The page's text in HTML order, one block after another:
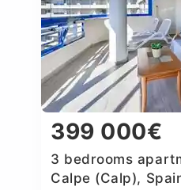
399 000€
3 bedrooms
Calpe (Calp),